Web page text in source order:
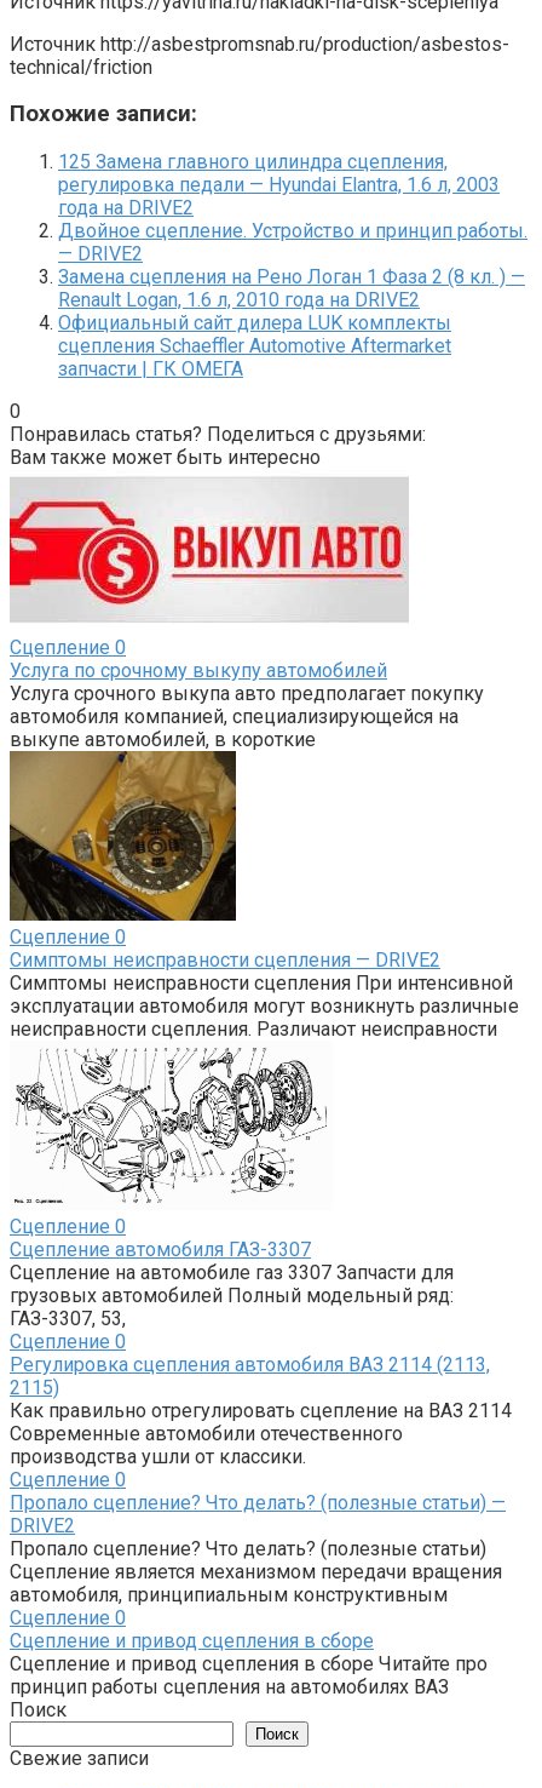
Источник http://asbestpromsnab.ru/production/asbestos-
technical/friction
Похожие записи:
125 Замена главного цилиндра сцепления,
регулировка педали — Hyundai Elantra, 1.6 л, 2003
года на DRIVE2
Двойное сцепление. Устройство и принцип работы.
— DRIVE2
Замена сцепления на Рено Логан 1 Фаза 2 (8 кл. ) —
Renault Logan, 1.6 л, 2010 года на DRIVE2
Официальный сайт дилера LUK комплекты
сцепления Schaeffler Automotive Aftermarket
запчасти | ГК ОМЕГА
0
Понравилась статья? Поделиться с друзьями:
Вам также может быть интересно
Сцепление 0
Услуга по срочному выкупу автомобилей
Услуга срочного выкупа авто предполагает покупку
автомобиля компанией, специализирующейся на
выкупе автомобилей, в короткие
Сцепление 0
Симптомы неисправности сцепления — DRIVE2
Симптомы неисправности сцепления При интенсивной
эксплуатации автомобиля могут возникнуть различные
неисправности сцепления. Различают неисправности
Сцепление 0
Сцепление автомобиля ГАЗ-3307
Сцепление на автомобиле газ 3307 Запчасти для
грузовых автомобилей Полный модельный ряд:
ГАЗ-3307, 53,
Сцепление 0
Регулировка сцепления автомобиля ВАЗ 2114 (2113,
2115)
Как правильно отрегулировать сцепление на ВАЗ 2114
Современные автомобили отечественного
производства ушли от классики.
Сцепление 0
Пропало сцепление? Что делать? (полезные статьи) —
DRIVE2
Пропало сцепление? Что делать? (полезные статьи)
Сцепление является механизмом передачи вращения
автомобиля, принципиальным конструктивным
Сцепление 0
Сцепление и привод сцепления в сборе
Сцепление и привод сцепления в сборе Читайте про
принцип работы сцепления на автомобилях ВАЗ
Поиск
Поиск
Свежие записи